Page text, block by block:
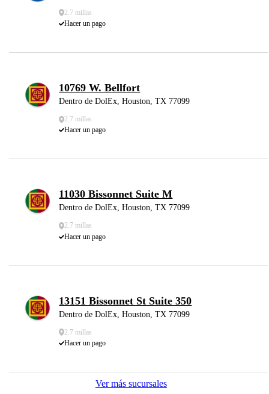
2.7 millas
Hacer un pago
10769 W. Bellfort
Dentro de DolEx, Houston, TX 77099
2.7 millas
Hacer un pago
11030 Bissonnet Suite M
Dentro de DolEx, Houston, TX 77099
2.7 millas
Hacer un pago
13151 Bissonnet St Suite 350
Dentro de DolEx, Houston, TX 77099
2.7 millas
Hacer un pago
Ver más sucursales